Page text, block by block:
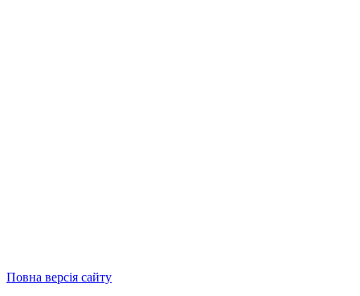
Повна версія сайту